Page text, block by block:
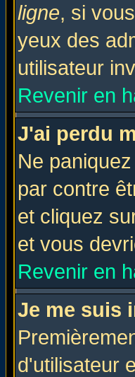
ligne, si
yeux des
utilisateur
Revenir en
J'ai perdu
Ne
par contre
et cliquez
et vous
Revenir en
Je me suis
d'utilisateur